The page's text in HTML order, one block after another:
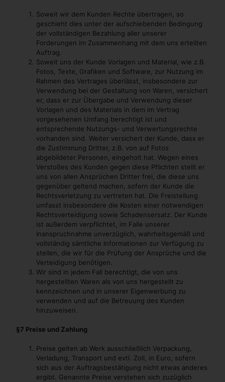
Soweit wir dem Kunden Rechte übertragen, so
geschieht dies unter der aufschiebenden Bedingung
der vollständigen Bezahlung aller unserer
Forderungen im Zusammenhang mit dem uns erteilten
Auftrag.
Soweit uns der Kunde Vorlagen und Material, wie z.B.
Fotos, Texte, Grafiken und Software, zur Nutzung im
Rahmen des Vertrages überlässt, insbesondere zur
Verwendung bei der Gestaltung von Waren, versichert
er, dass er zur Übergabe und Verwendung dieser
Vorlagen und des Materials in dem im Vertrag
vorgesehenen Umfang berechtigt ist und
entsprechende Nutzungs- und Verwertungsrechte
vorhanden sind. Weiter versichert der Kunde, dass er
die Zustimmung Dritter, z.B. von auf Fotos
abgebildeter Personen, eingeholt hat. Wegen eines
Verstoßes des Kunden gegen diese Pflichten stellt er
uns von allen Ansprüchen Dritter frei, die diese uns
gegenüber geltend machen, sofern der Kunde die
Rechtsverletzung zu vertreten hat. Die Freistellung
umfasst insbesondere die Kosten einer notwendigen
Rechtsverteidigung sowie Schadensersatz. Der Kunde
ist außerdem verpflichtet, im Falle unserer
Inanspruchnahme unverzüglich, wahrheitsgemäß und
vollständig sämtliche Informationen zur Verfügung zu
stellen, die wir für die Prüfung der Ansprüche und die
Verteidigung benötigen.
Wir sind in jedem Fall berechtigt, die von uns
hergestellten Waren als von uns hergestellt zu
kennzeichnen und in unserer Eigenwerbung zu
verwenden und auf die Betreuung des Kunden
hinzuweisen.
§7 Preise und Zahlung
Preise gelten ab Werk ausschließlich Verpackung,
Verladung, Transport und evtl. Zoll, in Euro, sofern
sich aus der Auftragsbestätigung nicht etwas anderes
ergibt. Genannte Preise verstehen sich zuzüglich